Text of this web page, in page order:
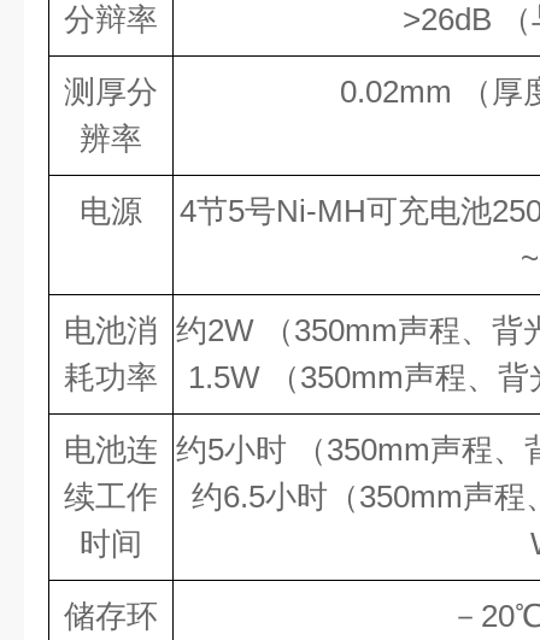
分辩率
>26dB
测厚分
辨率
0.02mm （厚
电源
4节5号Ni-MH可充电池
电池消
耗功率
约2W （350mm声程、背
1.5W （350mm声程、
电池连
续工作
时间
约5小时 （350mm声程、
约6.5小时（350mm声
储存环
－